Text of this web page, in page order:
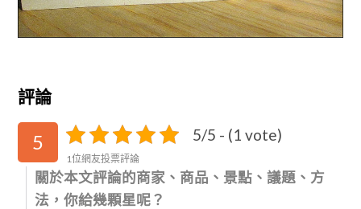
評論
5 5/5 - (1 vote)
1位網友投票評論
關於本文評論的商家、商品、景點、議題、方
法，你給幾顆星呢？